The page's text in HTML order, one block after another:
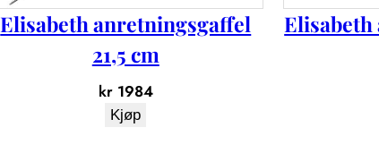
Elisabeth anretningsgaffel
21,5 cm
kr1984
Kjøp
Elisabeth